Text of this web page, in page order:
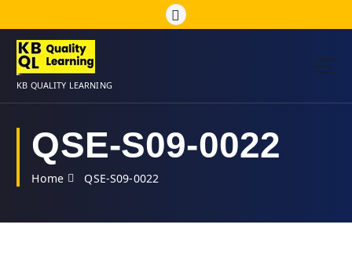
KB QUALITY LEARNING
QSE-S09-0022
Home QSE-S09-0022